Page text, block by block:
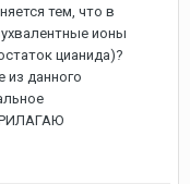
тем, что в
ионы
цианида)?
из данного